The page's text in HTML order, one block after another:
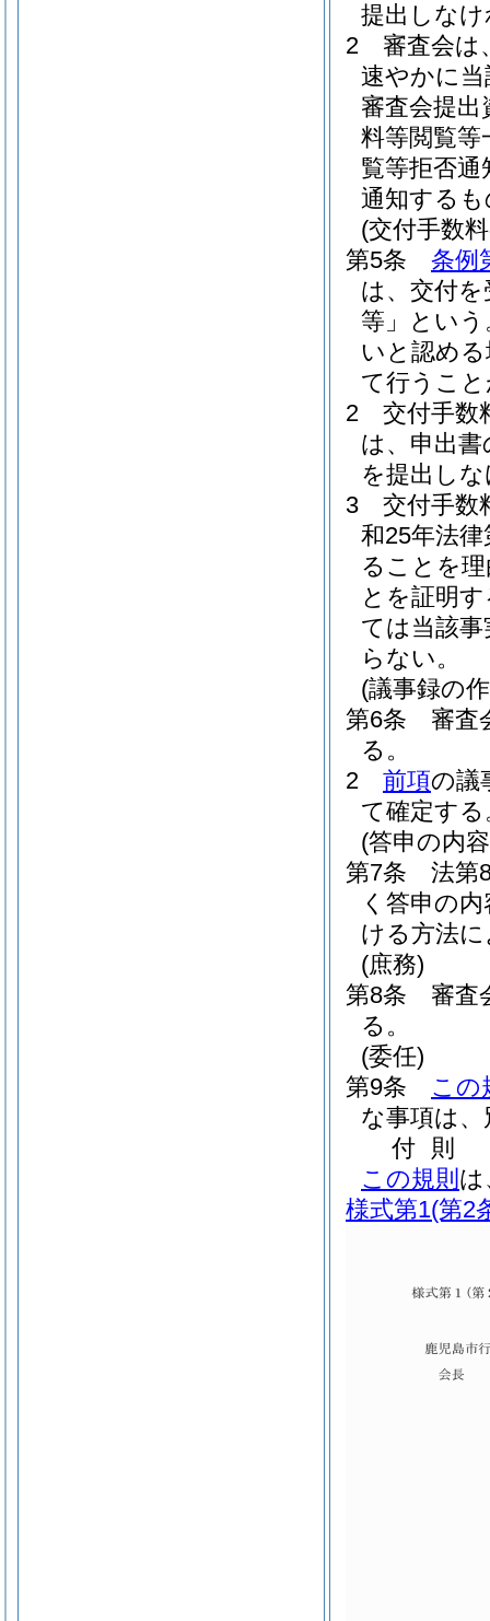
提出しな
2
審査会は
速やかに
審査会提出
料等閲覧等
覧等拒否通
通知する
(交付手数
第5条
条例
は、交付
等」という
いと認め
て行うこ
2
交付手数
は、申出
を提出し
3
交付手数
和25年法律
ることを
とを証明
ては当該
らない。
(議事録の
第6条
審査
る。
2
前項の議
て確定する
(答申の内
第7条
法第
く答申の
ける方法
(庶務)
第8条
審査
る。
(委任)
第9条
この
な事項は
付 則
この規則 は
様式第1(第2